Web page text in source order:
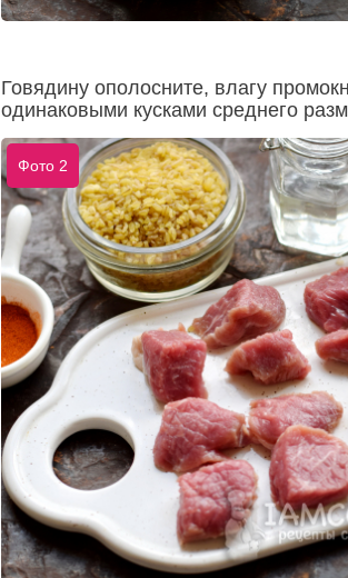
Говядину ополосните, влагу
одинаковыми кусками среднего
Фото 2